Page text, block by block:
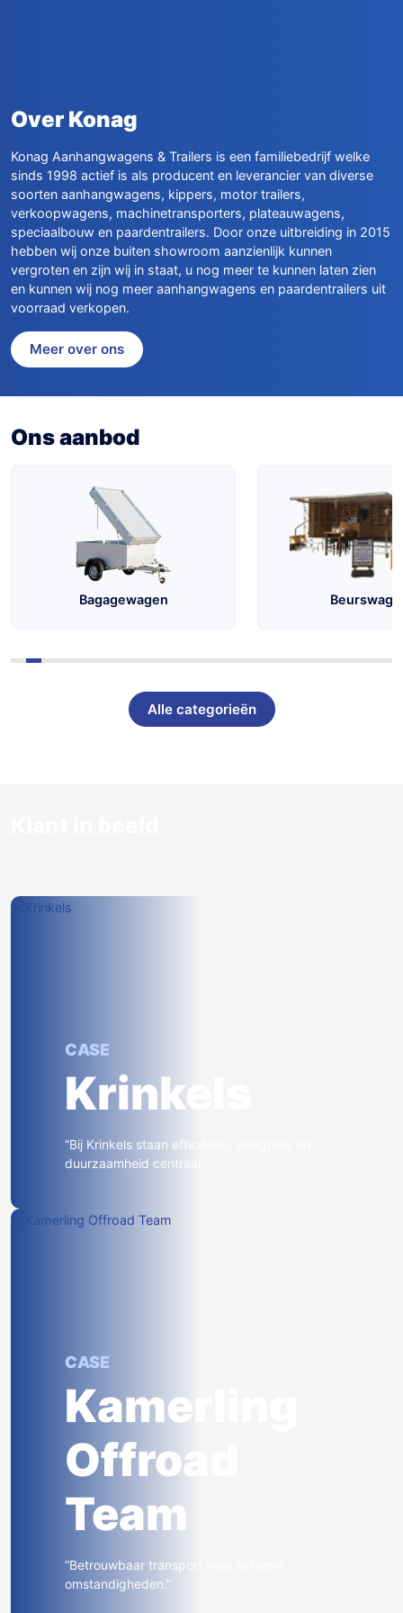
Over Konag
Konag Aanhangwagens & Trailers is een familiebedrijf welke
sinds 1998 actief is als producent en leverancier van diverse
soorten aanhangwagens, kippers, motor trailers,
verkoopwagens, machinetransporters, plateauwagens,
speciaalbouw en paardentrailers. Door onze uitbreiding in 2015
hebben wij onze buiten showroom aanzienlijk kunnen
vergroten en zijn wij in staat, u nog meer te kunnen laten zien
en kunnen wij nog meer aanhangwagens en paardentrailers uit
voorraad verkopen.
Meer over ons
Aanhangwagens
Ons aanbod
Bagagewagen
Alle categorieën
CASE
Krinkels
“Bij Krinkels staan efficiëntie, veiligheid en
duurzaamheid centraal.”
CASE
Kamerling
Offroad
Team
“Betrouwbaar transport voor extreme
omstandigheden.”